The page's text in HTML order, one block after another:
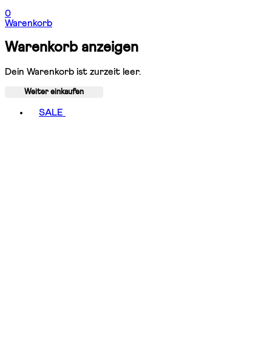
0
Warenkorb
Warenkorb anzeigen
Dein Warenkorb ist zurzeit leer.
Weiter einkaufen
SALE